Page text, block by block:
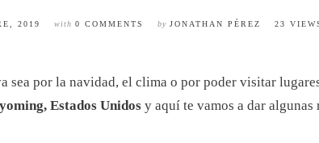
2019 with 0 COMMENTS by JONATHAN PÉREZ 23
sea por la navidad, el clima o por poder visitar
Estados Unidos y aquí te vamos a dar